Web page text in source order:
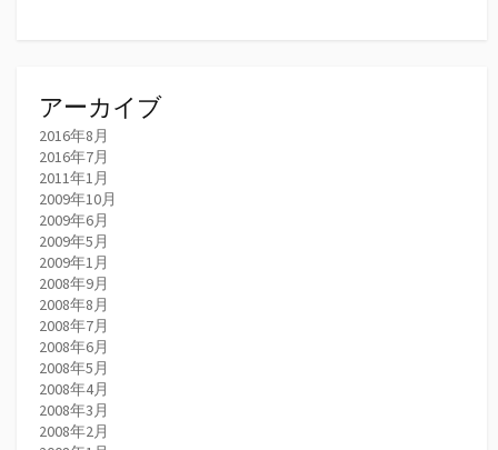
アーカイブ
2016年8月
2016年7月
2011年1月
2009年10月
2009年6月
2009年5月
2009年1月
2008年9月
2008年8月
2008年7月
2008年6月
2008年5月
2008年4月
2008年3月
2008年2月